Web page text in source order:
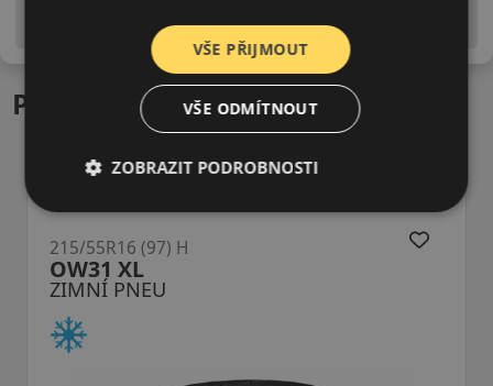
is EU štítky ve smyslu dosud platné (předchozí) legislativy.
Podobné produkty
215/55R16 (97) H
VŠE PŘIJMOUT
VŠE ODMÍTNOUT
ZOBRAZIT PODROBNOSTI